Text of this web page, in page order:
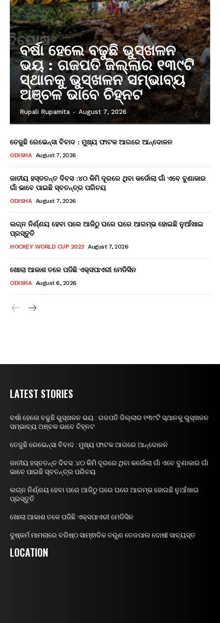
ବର୍ଷା ହେଲେ ବଢୁଛି ଭୁସ୍ଖଳନ
ଭୟ : ଗଜପତି ଜିଲ୍ଲାର ୧୩୯ଟି
ସ୍ଥାନକୁ ଭୁସ୍ଖଳନ ସମ୍ଭାବ୍ୟ
ଅଞ୍ଚଳ ଭାବେ ଚିହ୍ନଟ
Rupali Rupamita - August 7, 2026
ତେଜୁଛି ରେଭେନ୍ସା ବିବାଦ : ମୁଖ୍ୟ ଫାଟକ ଆଗରେ ଆନ୍ଦୋଳନ
ODISHA August 7, 2026
ଜାତୀୟ ହସ୍ତତନ୍ତ ଦିବସ :୪୦ କିମି ଦୂରରେ ଥିବା କର୍ଡୋଲା ଗାଁ ଏବେ ବୁଣାକାର
ଗାଁ ଭାବେ ପାଇଛି ସ୍ବତନ୍ତ୍ର ପରିଚୟ
ODISHA August 7, 2026
ଲଗ୍ନ ନିର୍ଣ୍ଣୟ ହେବା ପରେ ଆଜିଠୁ ଘରେ ଘରେ ଆରମ୍ଭ ହୋଇଛି ନୁଆଁଖାଇ
ପ୍ରସ୍ତୁତି
HOCKEY WORLD CUP 2023 August 7, 2026
ଖୋଲା ଆକାଶ ତଳେ ପଡିଛି ଏକ୍ସପାଏରୀ ମେଡିସିନ
ODISHA August 6, 2026
LATEST STORIES
ବର୍ଷା ହେଲେ ବଢୁଛି ଭୁସ୍ଖଳନ ଭୟ : ଗଜପତି ଜିଲ୍ଲାର ୧୩୯ଟି ସ୍ଥାନକୁ ଭୁସ୍ଖଳନ
ସମ୍ଭାବ୍ୟ ଅଞ୍ଚଳ ଭାବେ ଚିହ୍ନଟ
ତେଜୁଛି ରେଭେନ୍ସା ବିବାଦ : ମୁଖ୍ୟ ଫାଟକ ଆଗରେ ଆନ୍ଦୋଳନ
ଜାତୀୟ ହସ୍ତତନ୍ତ ଦିବସ :୪୦ କିମି ଦୂରରେ ଥିବା କର୍ଡୋଲା ଗାଁ ଏବେ ବୁଣାକାର ଗାଁ
ଭାବେ ପାଇଛି ସ୍ବତନ୍ତ୍ର ପରିଚୟ
ଲଗ୍ନ ନିର୍ଣ୍ଣୟ ହେବା ପରେ ଆଜିଠୁ ଘରେ ଘରେ ଆରମ୍ଭ ହୋଇଛି ନୁଆଁଖାଇ
ପ୍ରସ୍ତୁତି
ଖୋଲା ଆକାଶ ତଳେ ପଡିଛି ଏକ୍ସପାଏରୀ ମେଡିସିନ
ଦୁଷ୍କର୍ମ ମାମଲାରେ ବରିଷ୍ଠ ସାମ୍ଵାଦିକ ତରୁଣ ତେଜପାଲ ଦୋଷୀ ସାବ୍ୟସ୍ତ
LOCATION